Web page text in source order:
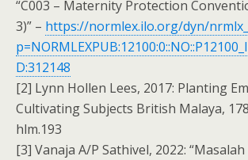
“C003 – Maternity Protection
3)” – https://normlex.ilo.org/dyn/
D:312148
[2] Lynn Hollen Lees, 2017: Planting
Cultivating Subjects British Malaya,
hlm.193
[3] Vanaja A/P Sathivel, 2022: